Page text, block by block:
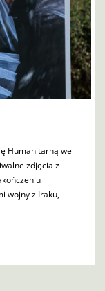
Humanitarną we
zdjęcia z
wojny z Iraku,